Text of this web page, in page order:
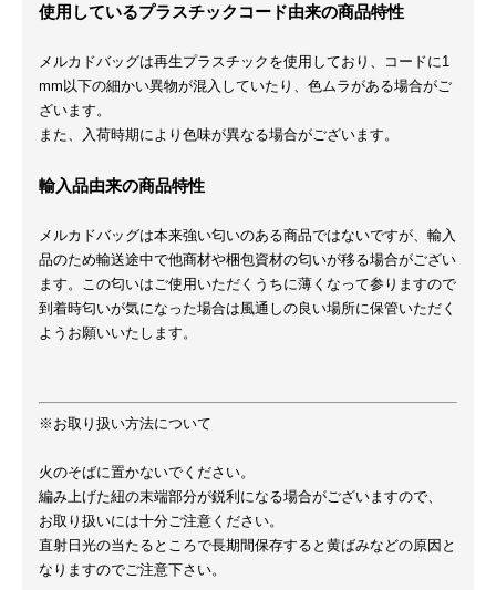
使用しているプラスチックコード由来の商品特性
メルカドバッグは再生プラスチックを使用しており、コードに1
mm以下の細かい異物が混入していたり、色ムラがある場合がご
ざいます。
また、入荷時期により色味が異なる場合がございます。
輸入品由来の商品特性
メルカドバッグは本来強い匂いのある商品ではないですが、輸入
品のため輸送途中で他商材や梱包資材の匂いが移る場合がござい
ます。この匂いはご使用いただくうちに薄くなって参りますので
到着時匂いが気になった場合は風通しの良い場所に保管いただく
ようお願いいたします。
※お取り扱い方法について
火のそばに置かないでください。
編み上げた紐の末端部分が鋭利になる場合がございますので、
お取り扱いには十分ご注意ください。
直射日光の当たるところで長期間保存すると黄ばみなどの原因と
なりますのでご注意下さい。